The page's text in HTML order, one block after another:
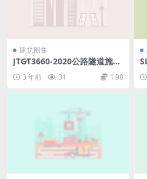
建筑图集
JTG∕T3660-2020公路隧道施工
3 年前 31 1.98